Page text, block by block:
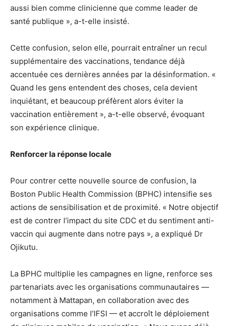
aussi bien comme clinicienne que comme leader de
santé publique », a-t-elle insisté.
Cette confusion, selon elle, pourrait entraîner un recul
supplémentaire des vaccinations, tendance déjà
accentuée ces dernières années par la désinformation. «
Quand les gens entendent des choses, cela devient
inquiétant, et beaucoup préfèrent alors éviter la
vaccination entièrement », a-t-elle observé, évoquant
son expérience clinique.
Renforcer la réponse locale
Pour contrer cette nouvelle source de confusion, la
Boston Public Health Commission (BPHC) intensifie ses
actions de sensibilisation et de proximité. « Notre objectif
est de contrer l’impact du site CDC et du sentiment anti-
vaccin qui augmente dans notre pays », a expliqué Dr
Ojikutu.
La BPHC multiplie les campagnes en ligne, renforce ses
partenariats avec les organisations communautaires —
notamment à Mattapan, en collaboration avec des
organisations comme l’IFSI — et accroît le déploiement